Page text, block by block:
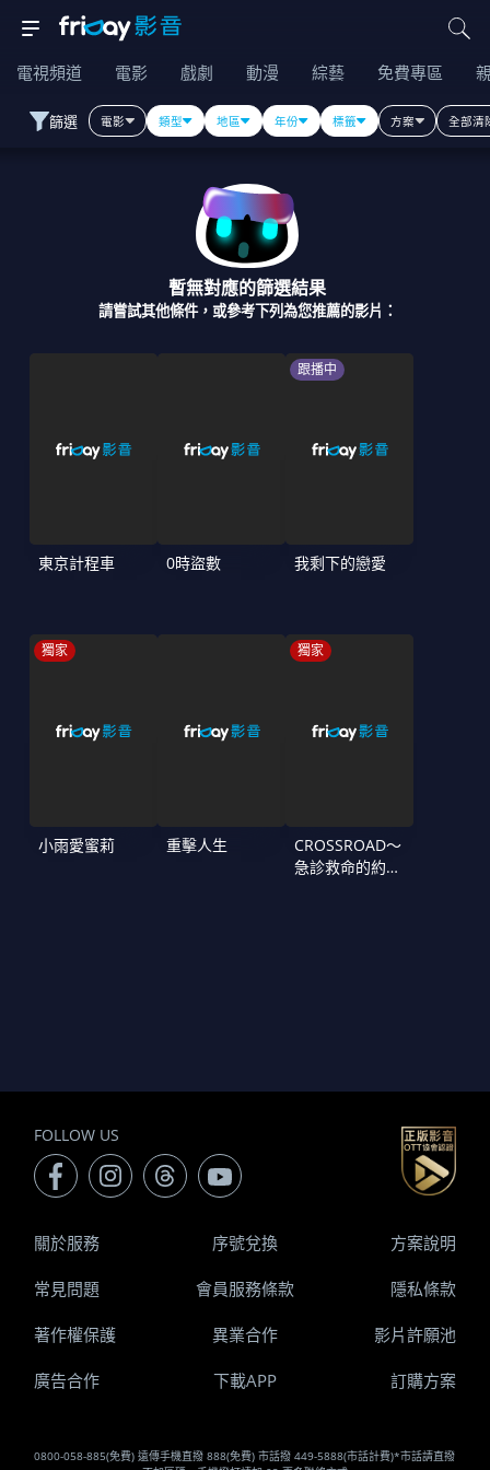
電視頻道 電影 戲劇 動漫 綜藝 免費專區
篩選 電影 類型 地區 年份 標籤 方案 全部清
暫無對應的篩選結果
請嘗試其他條件，或參考下列為您推薦的影片：
東京計程車 0時盜數
跟播中
我剩下的戀愛
獨家
小雨愛蜜莉 重擊人生
獨家
CROSSROAD～
急診救命的約定
FOLLOW US
0800-058-885(免費) 遠傳手機直撥 888(免費) 市話撥 449-5888(市話計費)*市話請直撥
關於服務 序號兌換 方案說明
常見問題 會員服務條款 隱私條款
著作權保護 異業合作 影片許願池
廣告合作 下載APP 訂購方案